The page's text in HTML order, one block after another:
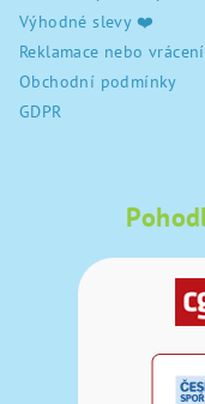
Výhodné slevy ❤️
Reklamace nebo
Obchodní podmínky
GDPR